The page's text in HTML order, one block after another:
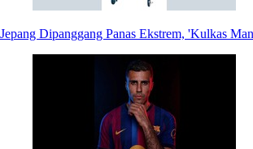
Jepang Dipanggang Panas Ekstrem, 'Kulkas